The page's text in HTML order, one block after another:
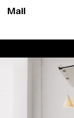
Mail